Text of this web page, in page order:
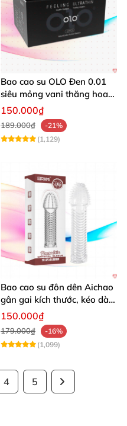
Bao cao su OLO Đen 0.01
siêu mỏng vani thăng hoa
pk 10 cái
150.000₫
189.000₫
-21%
(1,129)
Bao cao su đôn dên Aichao
gân gai kích thước, kéo dài,
thăng hoa
150.000₫
179.000₫
-16%
(1,099)
4 5